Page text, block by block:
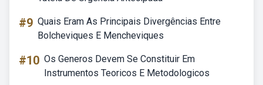
#9 Quais Eram As Principais Divergências Entre
Bolcheviques E Mencheviques
#10 Os Generos Devem Se Constituir Em
Instrumentos Teoricos E Metodologicos